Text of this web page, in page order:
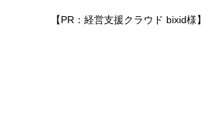
【PR：経営支援クラウド bixid様】